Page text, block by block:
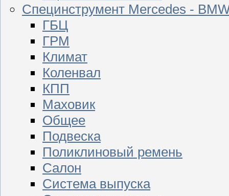
Специнструмент Mercedes -
ГБЦ
ГРМ
Климат
Коленвал
КПП
Маховик
Общее
Подвеска
Поликлиновый ремень
Салон
Система выпуска